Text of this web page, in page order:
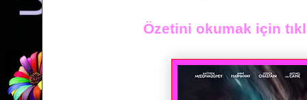
Özetini okumak için